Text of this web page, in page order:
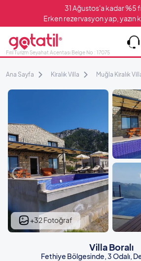
31 Ağustos'a kadar %5
Erken rezervasyon yap, yazın
Fırıl Turizm Seyahat Acentası Belge No : 17075
Ana Sayfa Kiralık Villa Muğla Kiralık
Villa Boralı
Fethiye Bölgesinde, 3 Odalı,
+32 Fotoğraf